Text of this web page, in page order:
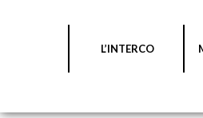
L’INTERCO